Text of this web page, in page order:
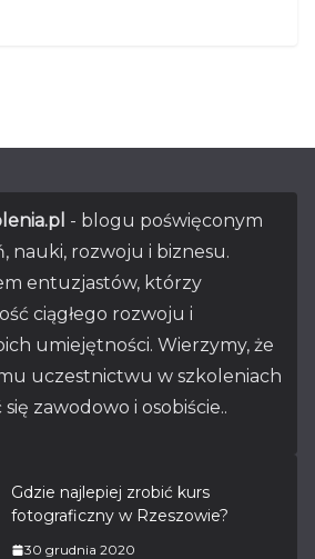
- blogu poświęconym
nauki, rozwoju i biznesu.
entuzjastów, którzy
ciągłego rozwoju i
umiejętności. Wierzymy, że
uczestnictwu w szkoleniach
zawodowo i osobiście..
Gdzie najlepiej zrobić kurs
fotograficzny w Rzeszowie?
30 grudnia 2020